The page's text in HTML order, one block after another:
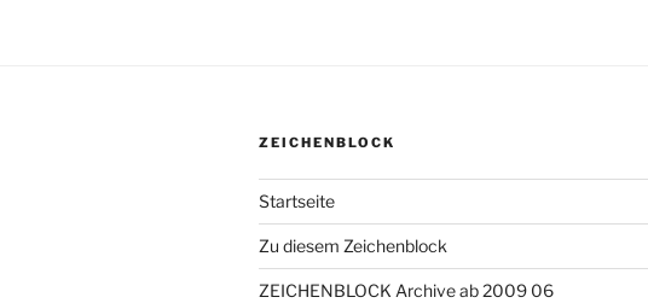
ZEICHENBLOCK
Startseite
Zu diesem Zeichenblock
ZEICHENBLOCK Archive ab 2009 06